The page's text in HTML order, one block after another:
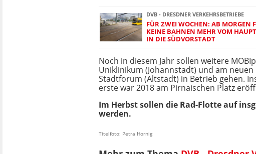
DVB - DRESDNER VERKEHRSBETRIEBE
FÜR ZWEI WOCHEN: AB MORGEN
KEINE BAHNEN MEHR VOM
IN DIE SÜDVORSTADT
Noch in diesem Jahr sollen weitere
Uniklinikum (Johannstadt) und am neuen
Stadtforum (Altstadt) in Betrieb gehen.
erste war 2018 am Pirnaischen Platz
Im Herbst sollen die Rad-Flotte auf
werden.
Titelfoto: Petra Hornig